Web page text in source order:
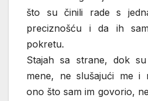
što su činili rade s
preciznošću i da ih
pokretu.
Stajah sa strane, dok
mene, ne slušajući me i
ono što sam im govorio,